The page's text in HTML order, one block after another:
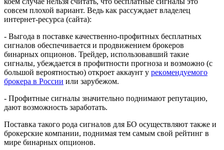
совсем плохой вариант. Ведь как рассуждает владелец
интернет-ресурса (сайта):
- Выгода в поставке качественно-профитных бесплатных
сигналов обеспечивается и продвижением брокеров
бинарных опционов. Трейдер, использовавший такие
сигналы, убеждается в профитности прогноза и возможно (с
большой вероятностью) откроет аккаунт у рекoмендуемого
брoкера в России или зарубежом.
- Профитные сигналы значительно поднимают репутацию,
дают возможность заработать.
Поставка такого рода сигналов для БО осуществляют также и
брокерские компании, поднимая тем самым свой рейтинг в
мире бинарных опционов.